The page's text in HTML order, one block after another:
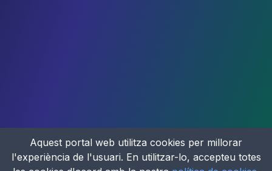
Aquest portal web utilitza cookies per millorar
l'experiència de l'usuari. En utilitzar-lo, accepteu totes